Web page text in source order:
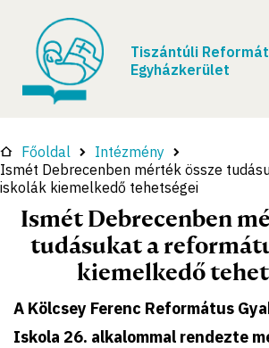
Tiszántúli
Egyházkerület
Főoldal
Intézmény
Ismét Debrecenben mérték össze
iskolák kiemelkedő tehetségei
Ismét Debrecenben
tudásukat a
kiemelkedő
A Kölcsey Ferenc Református
Iskola 26. alkalommal rendezte